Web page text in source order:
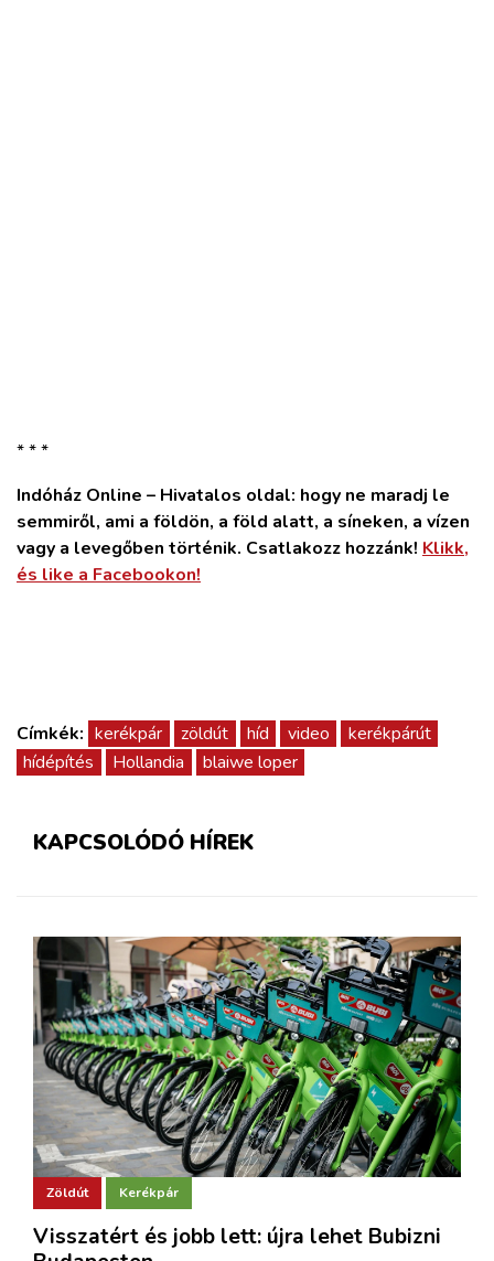
* * *
Indóház Online – Hivatalos oldal: hogy ne maradj le
semmiről, ami a földön, a föld alatt, a síneken, a vízen
vagy a levegőben történik. Csatlakozz hozzánk! Klikk,
és like a Facebookon!
Címkék: kerékpár zöldút híd video
kerékpárút
hídépítés
Hollandia blaiwe loper
KAPCSOLÓDÓ HÍREK
Zöldút Kerékpár
Visszatért és jobb lett: újra lehet Bubizni